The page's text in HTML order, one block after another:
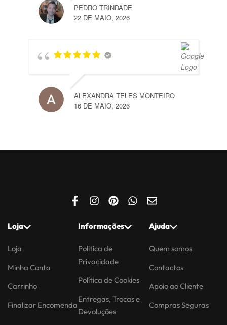
PEDRO TRINDADE
22 DE MAIO, 2026
ALEXANDRA TELES MONTEIRO
16 DE MAIO, 2026
Loja
Loja
Minha Conta
Carrinho
Finalizar Encomenda
Informações
Politica de
Privacidade
Política de Cookies
Entregas, Trocas e
Devoluções
Ajuda
Quem somos
Contactos
Apoio ao Cliente
Compras Seguras